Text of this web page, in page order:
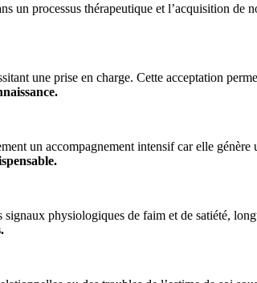
un processus thérapeutique et l’acquisition de
une prise en charge. Cette acceptation
un accompagnement intensif car elle génère
physiologiques de faim et de satiété,